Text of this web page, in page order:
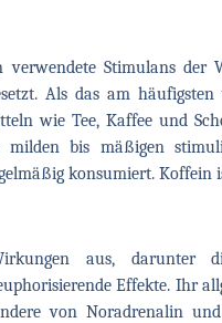
verwendete Stimulans
Als das am
wie Tee, Kaffee und
bis mäßigen
konsumiert. Koffein
aus, darunter
Effekte. Ihr
von Noradrenalin